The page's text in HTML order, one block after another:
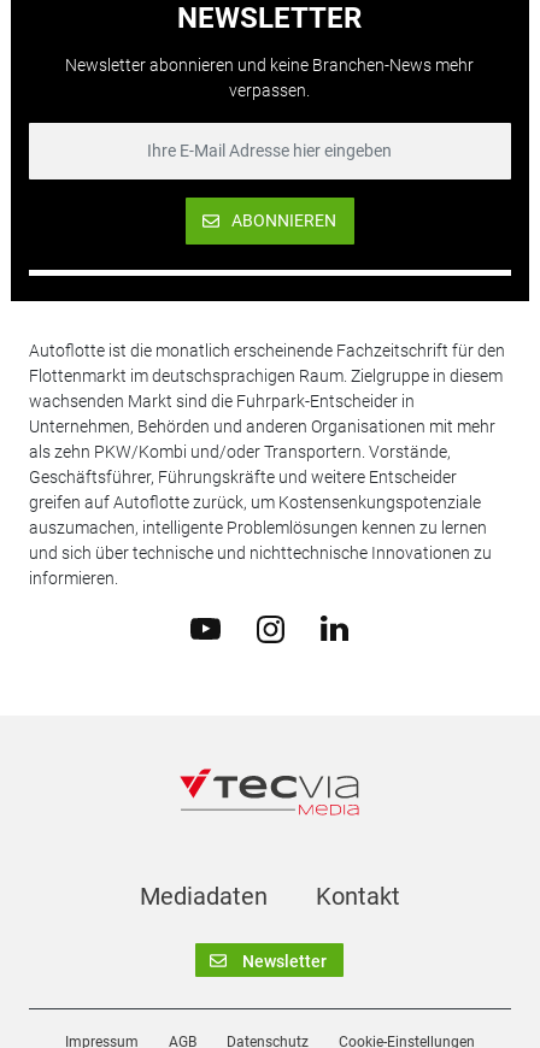
NEWSLETTER
Newsletter abonnieren und keine Branchen-News mehr
verpassen.
ABONNIEREN
Autoflotte ist die monatlich erscheinende Fachzeitschrift für den
Flottenmarkt im deutschsprachigen Raum. Zielgruppe in diesem
wachsenden Markt sind die Fuhrpark-Entscheider in
Unternehmen, Behörden und anderen Organisationen mit mehr
als zehn PKW/Kombi und/oder Transportern. Vorstände,
Geschäftsführer, Führungskräfte und weitere Entscheider
greifen auf Autoflotte zurück, um Kostensenkungspotenziale
auszumachen, intelligente Problemlösungen kennen zu lernen
und sich über technische und nichttechnische Innovationen zu
informieren.
Mediadaten Kontakt
Newsletter
Impressum AGB Datenschutz Cookie-Einstellungen